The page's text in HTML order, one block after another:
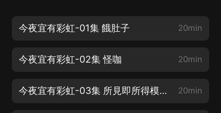
今夜宜有彩虹-01集 餓肚子 20min
今夜宜有彩虹-02集 怪咖 20min
今夜宜有彩虹-03集 所見即所得模式 20min